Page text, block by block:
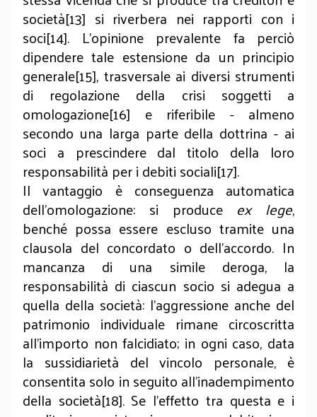
società[13] si riverbera nei rapporti con i
soci[14]. L’opinione prevalente fa perciò
dipendere tale estensione da un principio
generale[15], trasversale ai diversi strumenti
di regolazione della crisi soggetti a
omologazione[16] e riferibile - almeno
secondo una larga parte della dottrina - ai
soci a prescindere dal titolo della loro
responsabilità per i debiti sociali[17].
Il vantaggio è conseguenza automatica
dell’omologazione: si produce ex lege,
benché possa essere escluso tramite una
clausola del concordato o dell’accordo. In
mancanza di una simile deroga, la
responsabilità di ciascun socio si adegua a
quella della società: l’aggressione anche del
patrimonio individuale rimane circoscritta
all’importo non falcidiato; in ogni caso, data
la sussidiarietà del vincolo personale, è
consentita solo in seguito all’inadempimento
della società[18]. Se l’effetto tra questa e i